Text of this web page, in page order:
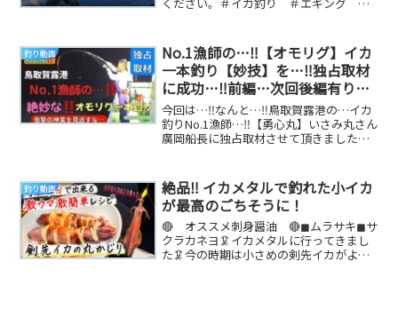
釣り動画
No.1漁師の…‼️【オモリグ】イカ
一本釣り【妙技】を…‼️独占取材
に成功…‼️前編…次回後編有りま
す。【永久保存版】【衝撃】【神
技】【見逃し厳禁】【イカメタ
ル】【勇心丸】【鳥取賀露港】
今回は…‼️なんと…‼️鳥取賀露港の…イカ
釣りNo.1漁師…‼️【勇心丸】いさみ丸さん
廣岡船長に独占取材させて頂きました🎵
釣り動画
絶品‼️ イカメタルで釣れた小イカ
が最高のごちそうに！
🔴 オススメ刺身醤油 🔴◼︎ムラサキ◼︎サ
クラカネヨ🦑イカメタルに行ってきまし
た🦑今の時期は小さめの剣先イカがよく